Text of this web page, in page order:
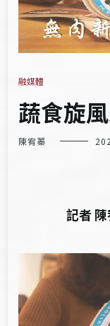
融媒體
蔬食旋
陳宥蓁
記者